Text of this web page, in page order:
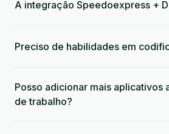
A integração Speedoexpress +
Preciso de habilidades em
Posso adicionar mais aplicativos
de trabalho?